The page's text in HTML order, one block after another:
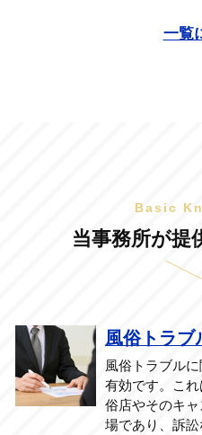
一覧
Basic
当事務所が提
風俗トラブ
風俗トラブル
有効です。こ
俗店やそのキ
場であり、訴